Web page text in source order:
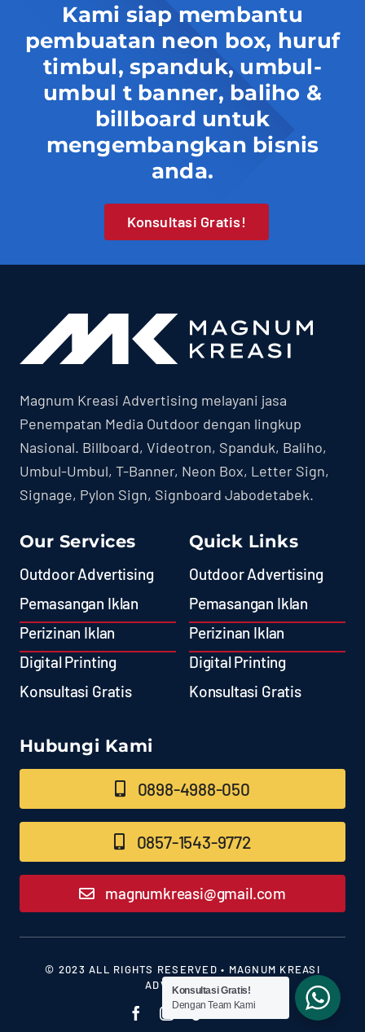
Kami siap membantu
pembuatan neon box, huruf
timbul, spanduk, umbul-
umbul t banner, baliho &
billboard untuk
mengembangkan bisnis
anda.
Konsultasi Gratis!
Magnum Kreasi Advertising melayani jasa
Penempatan Media Outdoor dengan lingkup
Nasional. Billboard, Videotron, Spanduk, Baliho,
Umbul-Umbul, T-Banner, Neon Box, Letter Sign,
Signage, Pylon Sign, Signboard Jabodetabek.
Our Services
Outdoor Advertising
Pemasangan Iklan
Perizinan Iklan
Digital Printing
Konsultasi Gratis
Quick Links
Outdoor Advertising
Pemasangan Iklan
Perizinan Iklan
Digital Printing
Konsultasi Gratis
Hubungi Kami
0898-4988-050
0857-1543-9772
magnumkreasi@gmail.com
© 2023 ALL RIGHTS RESERVED • MAGNUM KREASI
ADVERTISING
Konsultasi Gratis!
Dengan Team Kami